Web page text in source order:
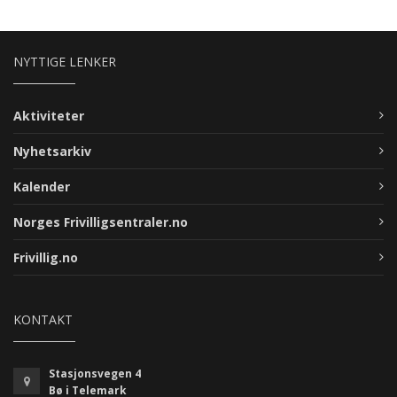
NYTTIGE LENKER
Aktiviteter
Nyhetsarkiv
Kalender
Norges Frivilligsentraler.no
Frivillig.no
KONTAKT
Stasjonsvegen 4
Bø i Telemark